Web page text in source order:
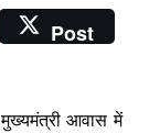
Post
मुख्यमंत्री आवास में